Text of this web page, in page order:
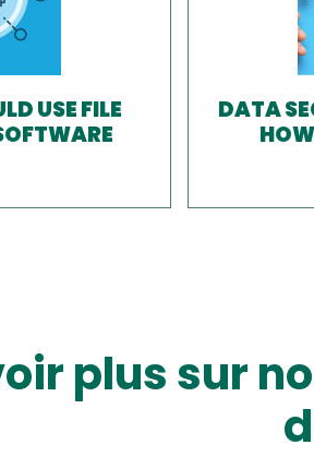
USE FILE
DATA
plus sur